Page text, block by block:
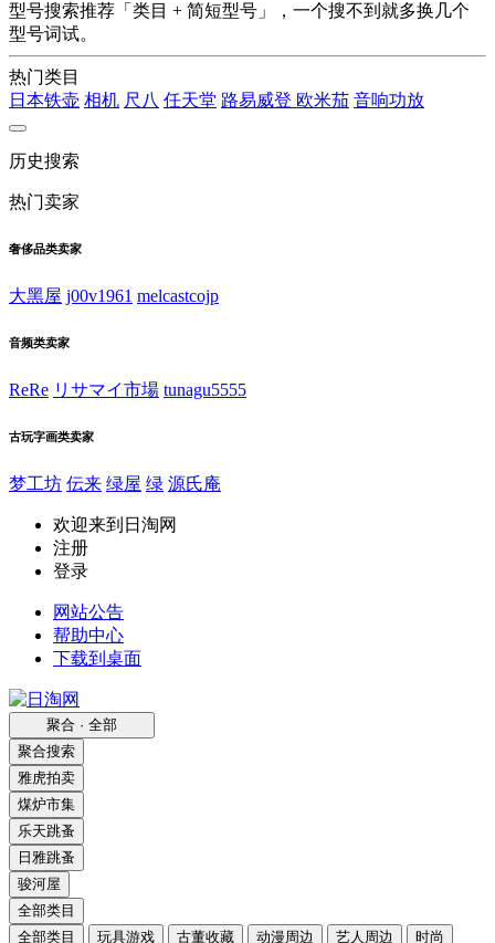
型号搜索推荐「类目 + 简短型号」，一个搜不到就多换几个
型号词试。
热门类目
日本铁壶 相机 尺八 任天堂 路易威登 欧米茄 音响功放
历史搜索
热门卖家
奢侈品类卖家
大黑屋 j00v1961 melcastcojp
音频类卖家
ReRe リサマイ市場 tunagu5555
古玩字画类卖家
梦工坊 伝来 绿屋 绿 源氏庵
欢迎来到日淘网
注册
登录
网站公告
帮助中心
下载到桌面
聚合 · 全部
聚合搜索
雅虎拍卖
煤炉市集
乐天跳蚤
日雅跳蚤
骏河屋
全部类目
全部类目
玩具游戏 古董收藏 动漫周边 艺人周边
时尚